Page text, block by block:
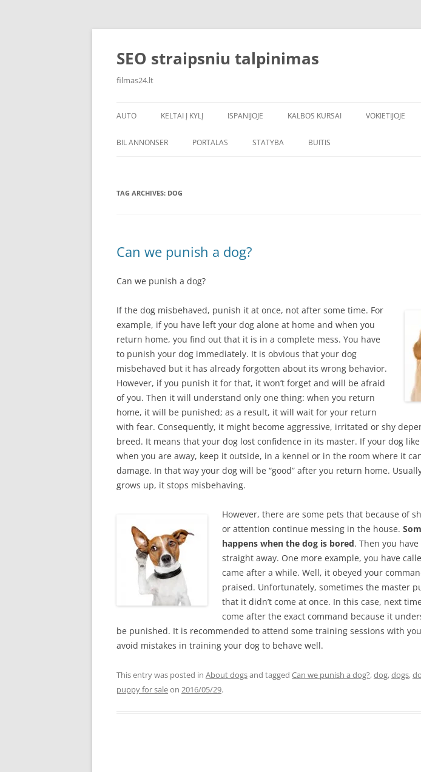
Skip
SEO straipsniu talpinimas
filmas24.lt
AUTO KELTAI Į KYLĮ ISPANIJOJE KALBOS KURSAI VOKIETIJOJE
BIL ANNONSER PORTALAS STATYBA BUITIS
TAG ARCHIVES: DOG
Can we punish a dog?
Can we punish a dog?
If the dog misbehaved, punish it at once, not after some time. For
example, if you have left your dog alone at home and when you
return home, you find out that it is in a complete mess. You have
to punish your dog immediately. It is obvious that your dog
misbehaved but it has already forgotten about its wrong behavior.
However, if you punish it for that, it won’t forget and will be afraid
of you. Then it will understand only one thing: when you return
home, it will be punished; as a result, it will wait for your return
with fear. Consequently, it might become aggressive, irritated or shy
breed. It means that your dog lost confidence in its master. If your dog
when you are away, keep it outside, in a kennel or in the room where it
damage. In that way your dog will be “good” after you return home.
grows up, it stops misbehaving.
However, there are some pets that because of
or attention continue messing in the house.
happens when the dog is bored. Then you
straight away. One more example, you have
came after a while. Well, it obeyed your
praised. Unfortunately, sometimes the master
that it didn’t come at once. In this case, next
come after the exact command because it
be punished. It is recommended to attend some training sessions with
avoid mistakes in training your dog to behave well.
This entry was posted in About dogsand tagged Can we punish a dog?,dog,dogs,
puppy for saleon 2016/05/29.